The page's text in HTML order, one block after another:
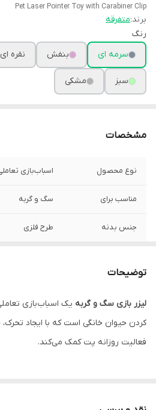
Pet Laser Pointer Toy with Carabiner Clip
برند:متفرقه
رنگ
سرمه ای
بنفش نقره ای
سبز مشکی
مشخصات
نوع محصول اسباب‌بازی
مناسب برای سگ و گربه
جنس بدنه طرح فلزی
نحوه استفاده
تاباندن نور
توضیحات
لیزر بازی سگ و گربه یک اسباب‌بازی
کردن حیوان خانگی است که با ایجاد
فعالیت روزانه پت کمک می‌کند.